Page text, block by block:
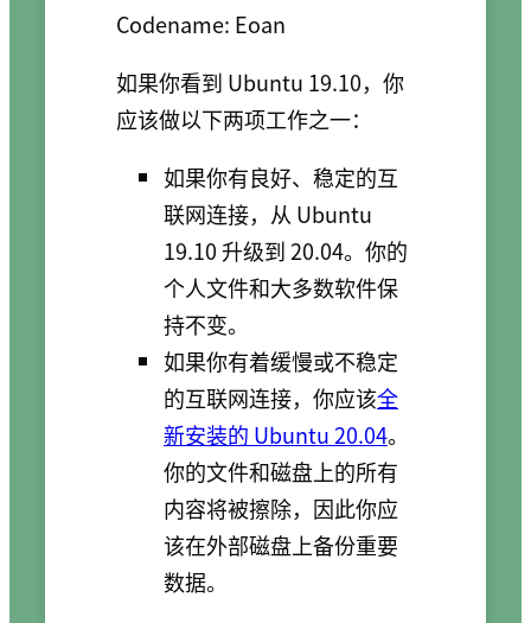
如果你看到 Ubuntu 19.10，你
应该做以下两项工作之一：
如果你有良好、稳定的互
联网连接，从 Ubuntu
19.10 升级到 20.04。你的
个人文件和大多数软件保
持不变。
如果你有着缓慢或不稳定
的互联网连接，你应该全
新安装的 Ubuntu 20.04。
你的文件和磁盘上的所有
内容将被擦除，因此你应
该在外部磁盘上备份重要
数据。